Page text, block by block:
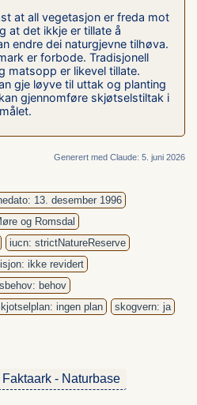
at all vegetasjon er freda mot
at det ikkje er tillate å
endre dei naturgjevne tilhøva.
er forbode. Tradisjonell
matsopp er likevel tillate.
gje løyve til uttak og planting
gjennomføre skjøtselstiltak i
Generert med Claude: 5. juni 2026
13. desember 1996
og Romsdal
iucn: strictNatureReserve
ikke revidert
behov
ingen plan
skogvern: ja
Faktaark - Naturbase